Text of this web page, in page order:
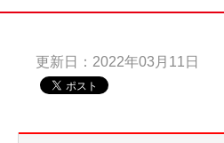
更新日：2022年03月11日